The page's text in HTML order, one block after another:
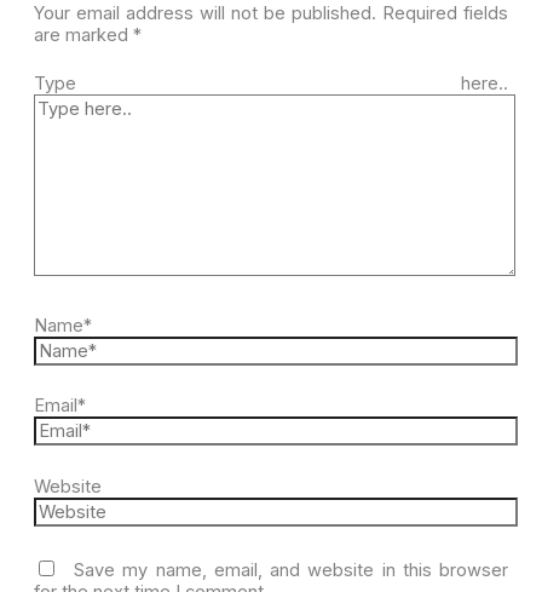
Your email address will not be published. Required fields
are marked *
Type here..
Name*
Email*
Website
Save my name, email, and website in this browser